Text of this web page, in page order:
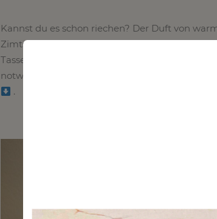
Kannst du es schon riechen? Der Duft von
Zimtschnecke ist ein absoluter Klassiker und
Tasse Kaffee oder Tee rundest du die Leckerei
notwendigen Zutaten und weitere hilfreiche
.